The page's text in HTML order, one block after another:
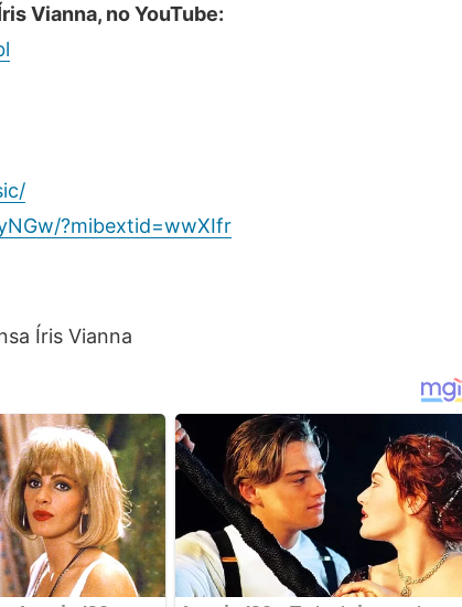
Vianna, no YouTube:
?mibextid=wwXIfr
Íris Vianna